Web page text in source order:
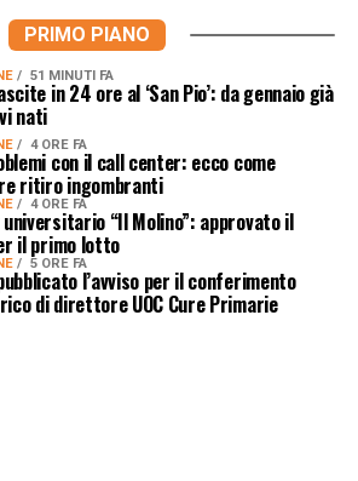
PRIMO PIANO
51 MINUTI FA
in 24 ore al ‘San Pio’: da gennaio già
nati
4 ORE FA
con il call center: ecco come
ritiro ingombranti
4 ORE FA
“Il Molino”: approvato il
il primo lotto
5 ORE FA
l’avviso per il conferimento
di direttore UOC Cure Primarie